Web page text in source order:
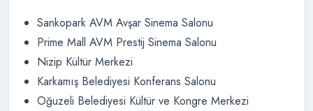
Sankopark AVM Avşar Sinema Salonu
Prime Mall AVM Prestij Sinema Salonu
Nizip Kültür Merkezi
Karkamış Belediyesi Konferans Salonu
Oğuzeli Belediyesi Kültür ve Kongre Merkezi